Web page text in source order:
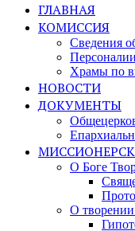
ГЛАВНАЯ
КОМИССИЯ
Сведения
Персоналии
Храмы по
НОВОСТИ
ДОКУМЕНТЫ
О Боге
О